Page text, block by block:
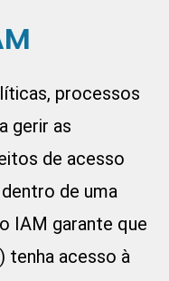
processos
gerir as
de acesso
de uma
IAM garante que
tenha acesso à